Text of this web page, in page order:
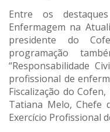
Entre os
Enfermagem na
presidente do
programação
“Responsabilidade
profissional de
Fiscalização do
Tatiana Melo, Chefe
Exercício Profissional